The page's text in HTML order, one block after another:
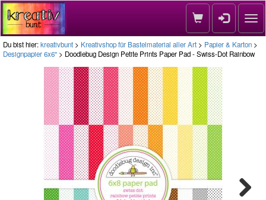
Du bist hier:kreativbunt > Kreativshop für Bastelmaterial aller Art > Papier & Karton >
Designpapier 6x6'' > Doodlebug Design Petite Prints Paper Pad - Swiss-Dot Rainbow